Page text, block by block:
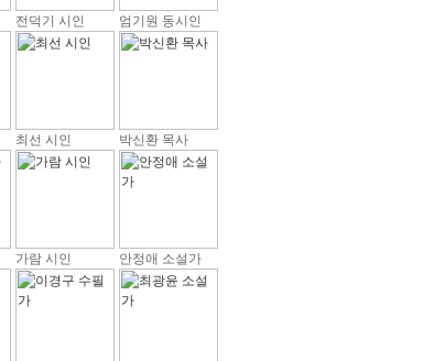
전덕기 시인 엄기원 동시인
최선 시인 박신환 목사
가람 시인 안정애 소설가